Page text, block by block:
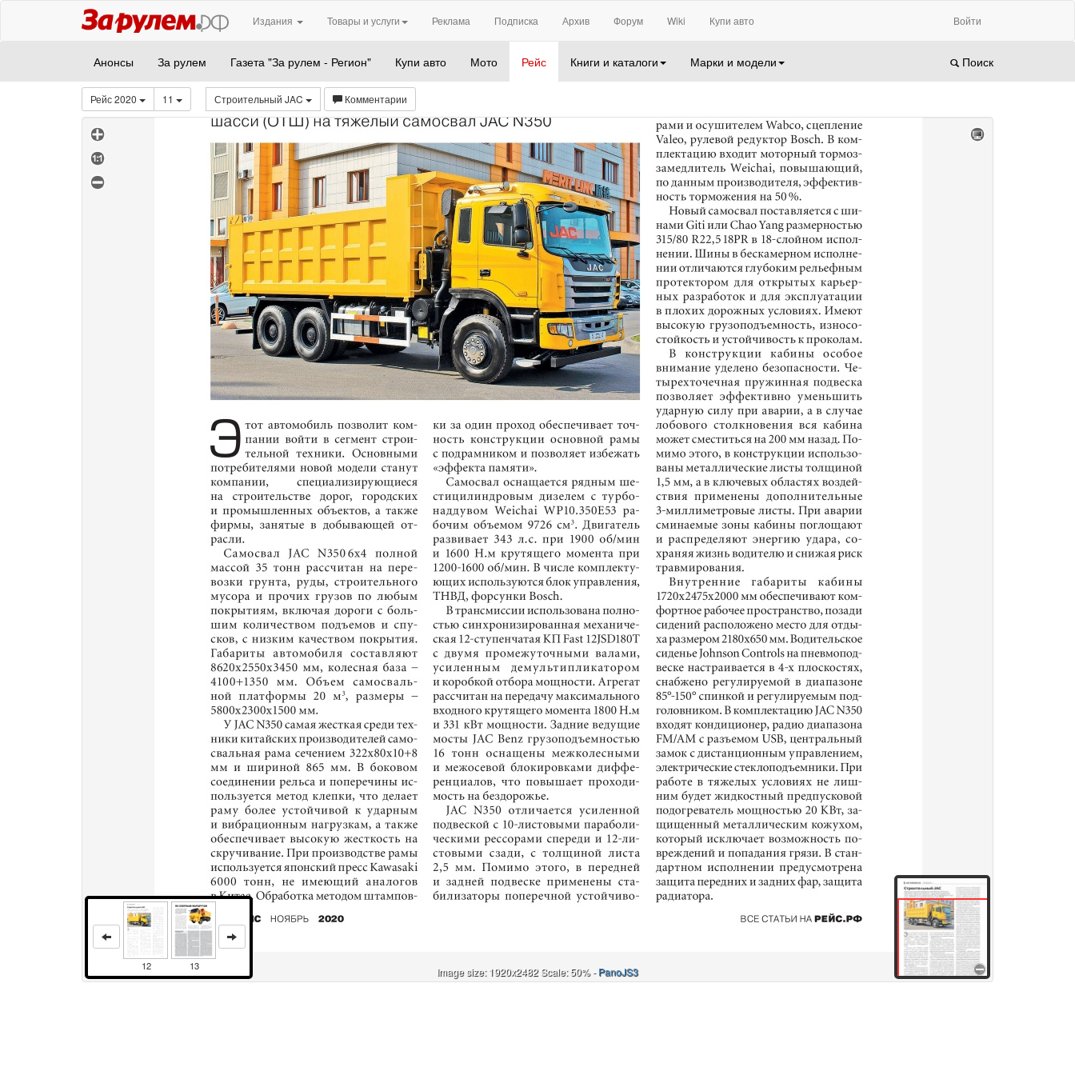
Издания Товары и услуги Реклама Подписка Архив Форум Wiki Купи авто Войти
Анонсы За рулем Газета "За рулем - Регион" Купи авто Мото Рейс Книги и каталоги Марки и модели Поиск
Рейс 2020 11 Строительный JAC Комментарии
12 13 Image size: 1920x2482 Scale: 50% -PanoJS3